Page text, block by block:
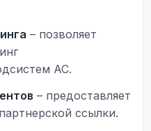
– позволяет
АС.
– предоставляет
ссылки.